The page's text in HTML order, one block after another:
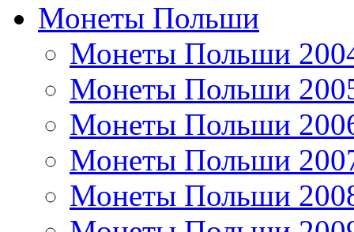
Монеты Польши
Монеты Польши
Монеты Польши
Монеты Польши
Монеты Польши
Монеты Польши